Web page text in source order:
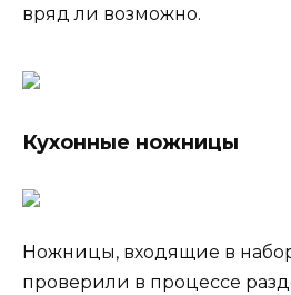
вряд ли возможно.
Кухонные ножницы
Ножницы, входящие в
проверили в процессе